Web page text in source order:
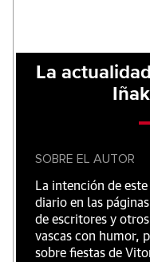
La
SOBRE EL AUTOR
La intención de
diario en las
de escritores y
vascas con humor,
sobre fiestas de